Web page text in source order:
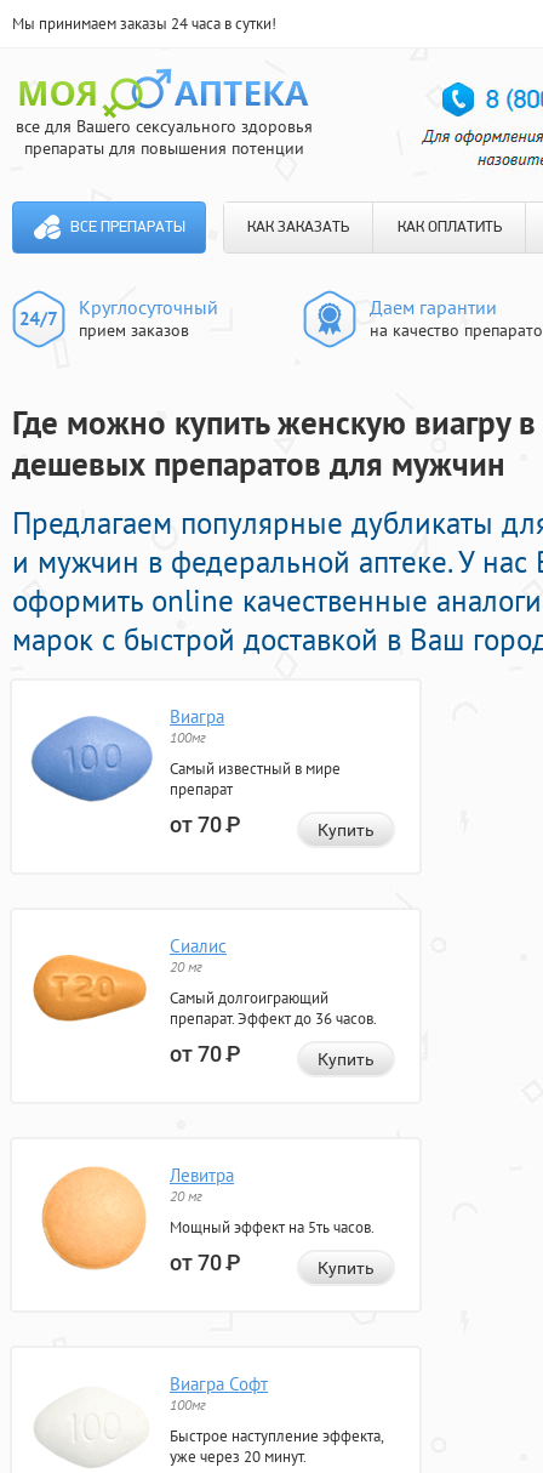
Мы принимаем заказы 24 часа в сутки!
все для Вашего сексуального здоровья
препараты для повышения потенции
ВСЕ ПРЕПАРАТЫ КАК ЗАКАЗАТЬ КАК ОПЛАТИТЬ
Круглосуточный
прием заказов
Даем гарантии
на качество
Где можно купить женскую виагру
дешевых препаратов для мужчин
Предлагаем популярные дубликаты
и мужчин в федеральной аптеке. У
оформить online качественные
марок с быстрой доставкой в Ваш
Виагра
100мг
Самый известный в мире
препарат
от 70Р Купить
Сиалис
20 мг
Самый долгоиграющий
препарат. Эффект до 36 часов.
от 70Р Купить
Левитра
20 мг
Мощный эффект на 5ть часов.
от 70Р Купить
Виагра Софт
100мг
Быстрое наступление эффекта,
уже через 20 минут.